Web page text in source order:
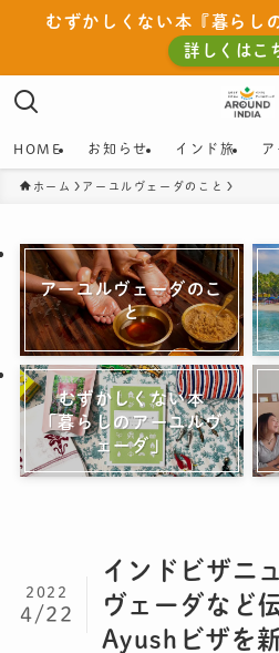
むずかしくない本『暮らし
詳しくはこ
HOME お知らせ インド旅
ホーム アーユルヴェーダのこと
アーユルヴェーダのこ
と
むずかしくない本
「暮らしのアーユルヴ
ェーダ」
インドビザニ
ヴェーダなど
Ayushビザを
2022
4/22